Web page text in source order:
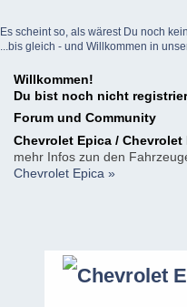
Es scheint so, als wärest Du noch
...bis gleich - und Willkommen in
Willkommen!
Du bist noch nicht
Forum und Community
Chevrolet Epica / Chevrolet
mehr Infos zun den
Chevrolet Epica »